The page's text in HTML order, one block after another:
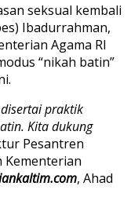
seksual kembali
Ibadurrahman,
Agama RI
“nikah batin”
praktik
Kita dukung
Pesantren
Kementerian
, Ahad